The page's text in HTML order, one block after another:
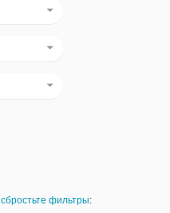
сбростьте фильтры: